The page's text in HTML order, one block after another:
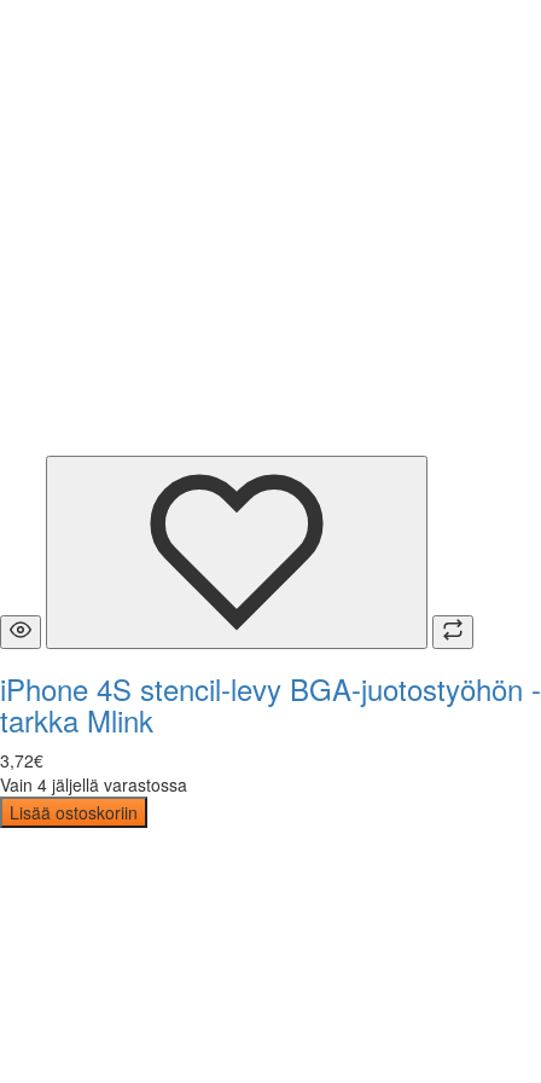
iPhone 4S stencil-levy BGA-juotostyöhön -
tarkka Mlink
3,72€
Vain 4 jäljellä varastossa
Lisää ostoskoriin